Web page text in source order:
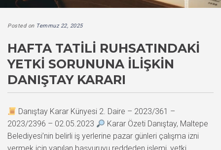
Posted on Temmuz 22, 2025
HAFTA TATILI RUHSATINDAKI
YETKI SORUNUNA İLIŞKIN
DANIŞTAY KARARI
Danıştay Karar Künyesi 2. Daire – 2023/361 –
2023/2396 – 02.05.2023
Karar Özeti Danıştay, Maltepe
Belediyesi’nin belirli iş yerlerine pazar günleri çalışma izni